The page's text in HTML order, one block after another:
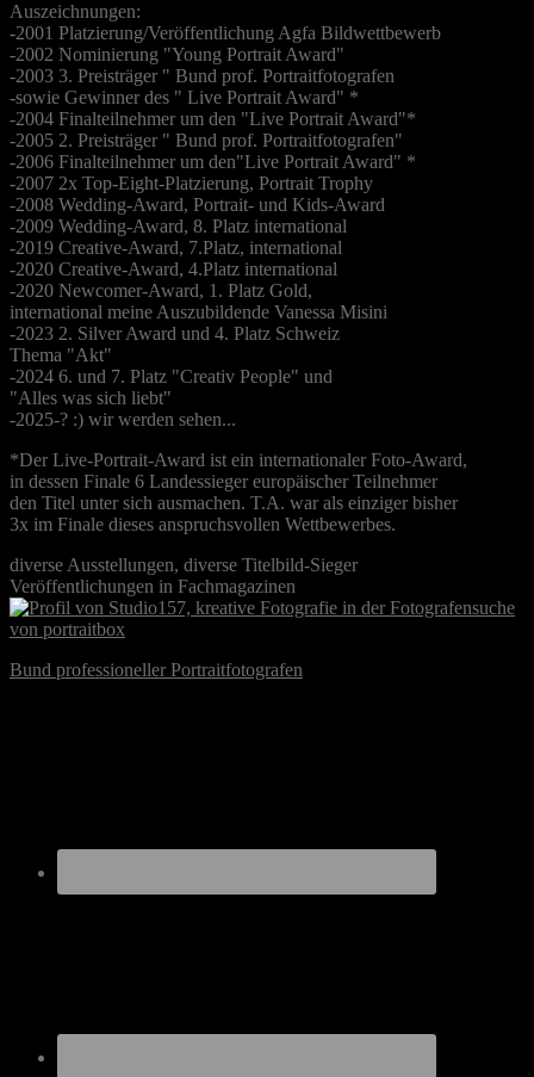
Auszeichnungen:
-2001 Platzierung/Veröffentlichung Agfa Bildwettbewerb
-2002 Nominierung "Young Portrait Award"
-2003 3. Preisträger " Bund prof. Portraitfotografen
-sowie Gewinner des " Live Portrait Award" *
-2004 Finalteilnehmer um den "Live Portrait Award"*
-2005 2. Preisträger " Bund prof. Portraitfotografen"
-2006 Finalteilnehmer um den"Live Portrait Award" *
-2007 2x Top-Eight-Platzierung, Portrait Trophy
-2008 Wedding-Award, Portrait- und Kids-Award
-2009 Wedding-Award, 8. Platz international
-2019 Creative-Award, 7.Platz, international
-2020 Creative-Award, 4.Platz international
-2020 Newcomer-Award, 1. Platz Gold,
international meine Auszubildende Vanessa Misini
-2023 2. Silver Award und 4. Platz Schweiz
Thema "Akt"
-2024 6. und 7. Platz "Creativ People" und
"Alles was sich liebt"
-2025-? :) wir werden sehen...
*Der Live-Portrait-Award ist ein internationaler Foto-Award,
in dessen Finale 6 Landessieger europäischer Teilnehmer
den Titel unter sich ausmachen. T.A. war als einziger bisher
3x im Finale dieses anspruchsvollen Wettbewerbes.
diverse Ausstellungen, diverse Titelbild-Sieger
Veröffentlichungen in Fachmagazinen
Bund professioneller Portraitfotografen